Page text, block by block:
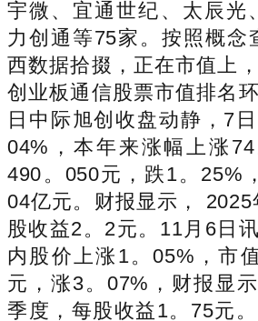
宇微、宜通世纪、太辰光
力创通等75家。按照概念
西数据拾掇，正在市值上
创业板通信股票市值排名
日中际旭创收盘动静，7
04%，本年来涨幅上涨
490。050元，跌1。25%
04亿元。财报显示，
股收益2。2元。11月6日
内股价上涨1。05%，市
元，涨3。07%，财报显
季度，每股收益1。75元